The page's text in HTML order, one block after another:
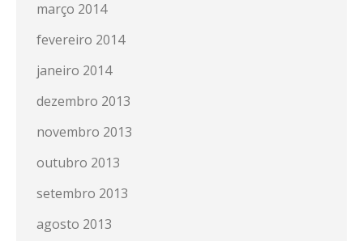
março 2014
fevereiro 2014
janeiro 2014
dezembro 2013
novembro 2013
outubro 2013
setembro 2013
agosto 2013